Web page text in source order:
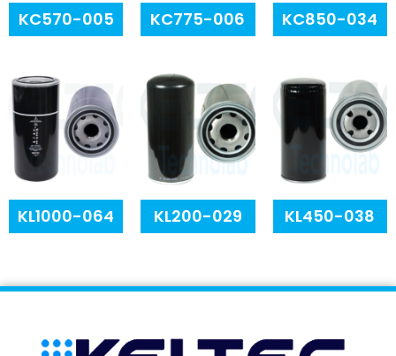
KC570-005 KC775-006 KC850-034
KL1000-064 KL200-029 KL450-038